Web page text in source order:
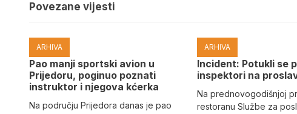
Povezane vijesti
ARHIVA
Pao manji sportski avion u
Prijedoru, poginuo poznati
instruktor i njegova kćerka
Na području Prijedora danas je pao
ARHIVA
Incident: Potukli se
inspektori na
Na prednovogodišnjoj
restoranu Službe za